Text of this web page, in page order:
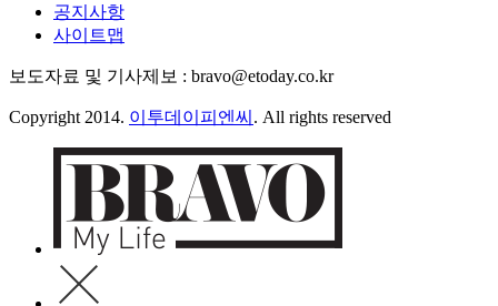
공지사항
사이트맵
보도자료 및 기사제보 : bravo@etoday.co.kr
Copyright 2014. 이투데이피엔씨 . All rights reserved